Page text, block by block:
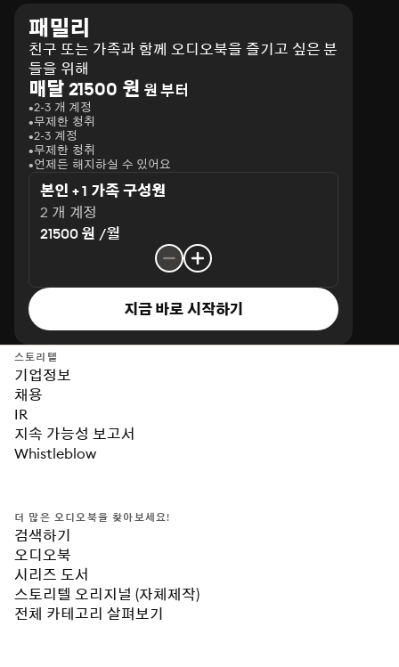
패밀리
친구 또는 가족과 함께 오디오북을 즐기고 싶은 분
들을 위해
매달 21500 원 원 부터
2-3 개 계정
무제한 청취
2-3 계정
무제한 청취
언제든 해지하실 수 있어요
본인 + 1 가족 구성원
2 개 계정
21500 원 /월
지금 바로 시작하기
스토리텔
기업정보
채용
IR
지속 가능성 보고서
Whistleblow
더 많은 오디오북을 찾아보세요!
검색하기
오디오북
시리즈 도서
스토리텔 오리지널 (자체제작)
전체 카테고리 살펴보기